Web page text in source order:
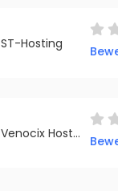
ST-Hosting
Venocix Hosting